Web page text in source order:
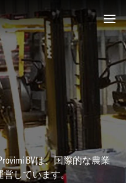
BVは、国際的な農業
しています。